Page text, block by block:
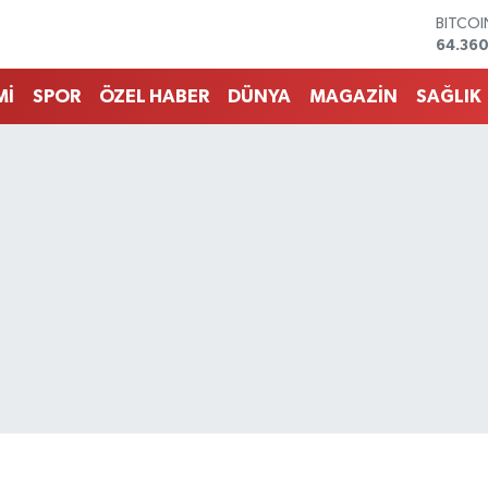
DOLAR
EURO
SPOR ÖZEL HABER DÜNYA MAGAZİN SAĞLIK